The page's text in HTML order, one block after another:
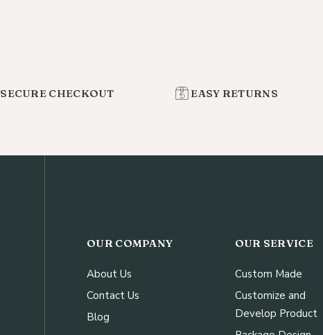
SECURE CHECKOUT EASY RETURNS
OUR COMPANY
About Us
Contact Us
Blog
OUR SERVICE
Custom Made
Customize and
Develop Product